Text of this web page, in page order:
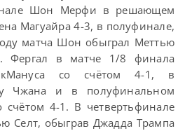
Шон Мерфи в решающем
Магуайра 4-3, в полуфинале,
матча Шон обыграл Меттью
Фергал в матче 1/8 финала
со счётом 4-1, в
Чжана и в полуфинальном
счётом 4-1. В четвертьфинале
Селт, обыграв Джадда Трампа